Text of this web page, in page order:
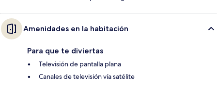
Amenidades en la habitación
Para que te diviertas
Televisión de pantalla plana
Canales de televisión vía satélite